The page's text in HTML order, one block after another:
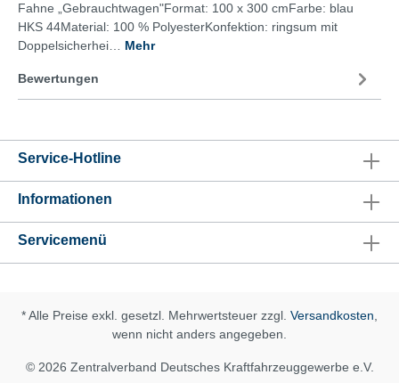
Fahne „Gebrauchtwagen"Format: 100 x 300 cmFarbe: blau
HKS 44Material: 100 % PolyesterKonfektion: ringsum mit
Doppelsicherhei… Mehr
Bewertungen
Service-Hotline
Informationen
Servicemenü
* Alle Preise exkl. gesetzl. Mehrwertsteuer zzgl. Versandkosten
wenn nicht anders angegeben.
© 2026 Zentralverband Deutsches Kraftfahrzeuggewerbe e.V.